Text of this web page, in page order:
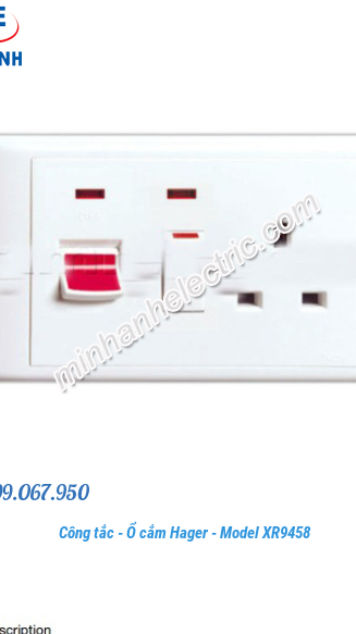
Công tắc - Ổ cắm Hager - Model XR9458